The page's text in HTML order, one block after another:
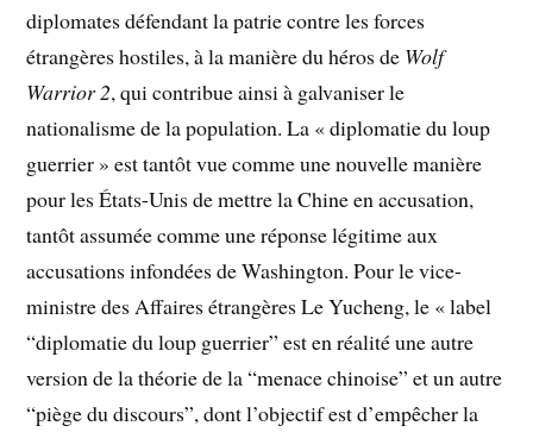
diplomates défendant la patrie contre les forces
étrangères hostiles, à la manière du héros de Wolf
Warrior 2, qui contribue ainsi à galvaniser le
nationalisme de la population. La « diplomatie du loup
guerrier » est tantôt vue comme une nouvelle manière
pour les États-Unis de mettre la Chine en accusation,
tantôt assumée comme une réponse légitime aux
accusations infondées de Washington. Pour le vice-
ministre des Affaires étrangères Le Yucheng, le « label
“diplomatie du loup guerrier” est en réalité une autre
version de la théorie de la “menace chinoise” et un autre
“piège du discours”, dont l’objectif est d’empêcher la